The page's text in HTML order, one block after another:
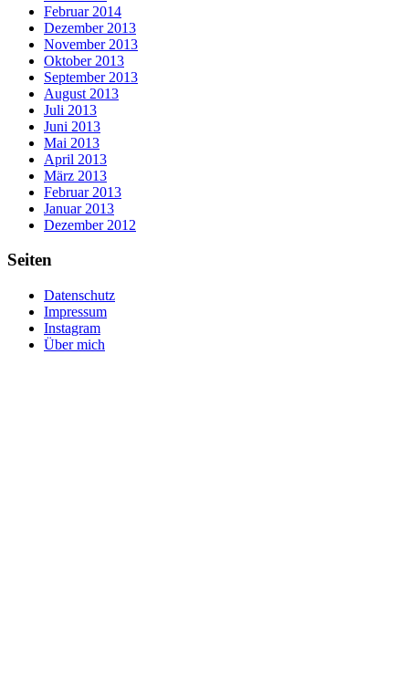
Februar 2014
Dezember 2013
November 2013
Oktober 2013
September 2013
August 2013
Juli 2013
Juni 2013
Mai 2013
April 2013
März 2013
Februar 2013
Januar 2013
Dezember 2012
Seiten
Datenschutz
Impressum
Instagram
Über mich